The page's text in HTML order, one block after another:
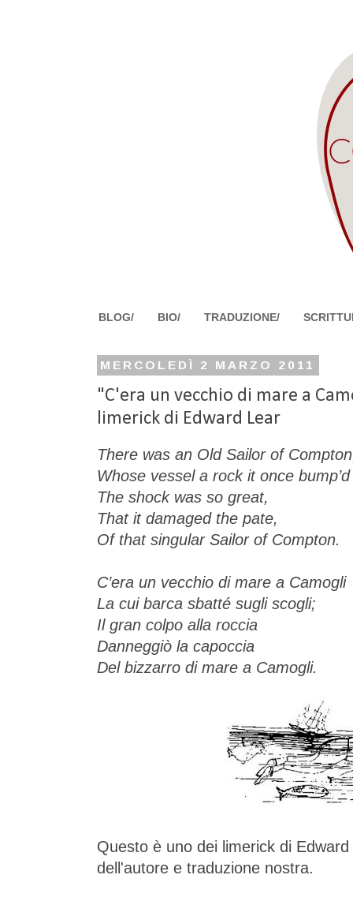
BLOG/ BIO/ TRADUZIONE/
MERCOLEDÌ 2 MARZO 2011
"C'era un vecchio di mare a
limerick di Edward Lear
There was an Old Sailor of
Whose vessel a rock it once
The shock was so great,
That it damaged the pate,
Of that singular Sailor of Compton.
C’era un vecchio di mare a Camogli
La cui barca sbatté sugli scogli;
Il gran colpo alla roccia
Danneggiò la capoccia
Del bizzarro di mare a Camogli.
Questo è uno dei limerick di
dell'autore e traduzione nostra.